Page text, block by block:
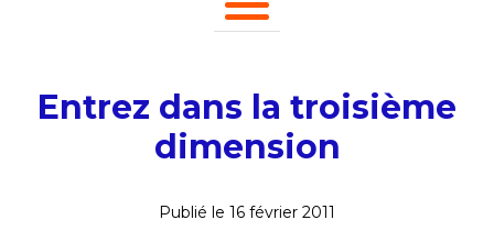
Entrez dans la troisième
dimension
Publié le 16 février 2011